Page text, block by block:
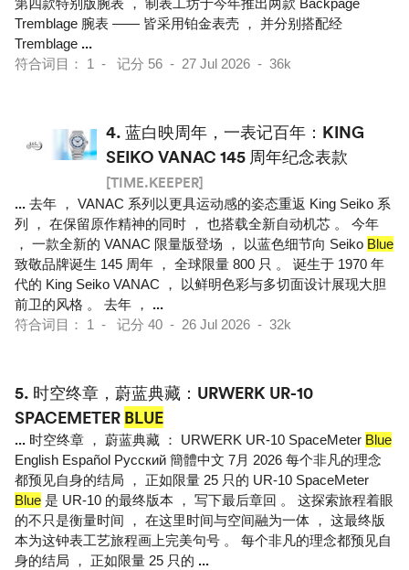
第四款特别版腕表 ， 制表工坊于今年推出两款 Backpage
Tremblage 腕表 —— 皆采用铂金表壳 ， 并分别搭配经
Tremblage ...
符合词目： 1 - 记分 56 - 27 Jul 2026 - 36k
4. 蓝白映周年，一表记百年：KING
SEIKO VANAC 145 周年纪念表款
[TIME.KEEPER]
... 去年 ， VANAC 系列以更具运动感的姿态重返 King Seiko 系
列 ， 在保留原作精神的同时 ， 也搭载全新自动机芯 。 今年
， 一款全新的 VANAC 限量版登场 ， 以蓝色细节向 Seiko Blue
致敬品牌诞生 145 周年 ， 全球限量 800 只 。 诞生于 1970 年
代的 King Seiko VANAC ， 以鲜明色彩与多切面设计展现大胆
前卫的风格 。 去年 ， ...
符合词目： 1 - 记分 40 - 26 Jul 2026 - 32k
5. 时空终章，蔚蓝典藏：URWERK UR-10
SPACEMETER BLUE
... 时空终章 ， 蔚蓝典藏 ： URWERK UR-10 SpaceMeter Blue
English Español Pусский 簡體中文 7月 2026 每个非凡的理念
都预见自身的结局 ， 正如限量 25 只的 UR-10 SpaceMeter
Blue 是 UR-10 的最终版本 ， 写下最后章回 。 这探索旅程着眼
的不只是衡量时间 ， 在这里时间与空间融为一体 ， 这最终版
本为这钟表工艺旅程画上完美句号 。 每个非凡的理念都预见自
身的结局 ， 正如限量 25 只的 ...